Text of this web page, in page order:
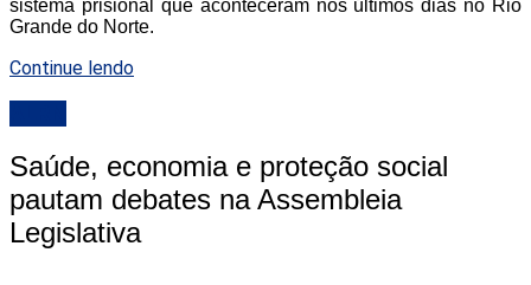
sistema prisional que aconteceram nos últimos dias no Rio
Grande do Norte.
Continue lendo
Saúde, economia e proteção social
pautam debates na Assembleia
Legislativa